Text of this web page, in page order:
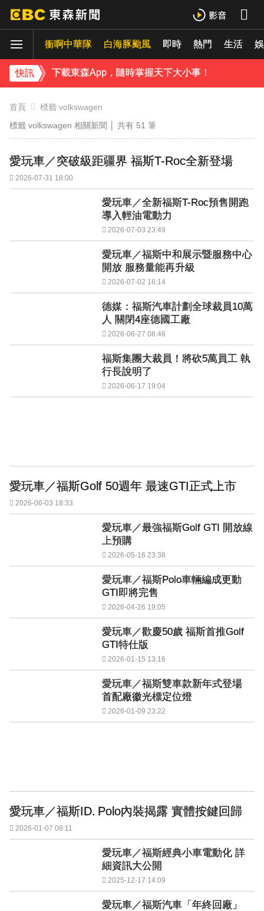
衝啊中華隊 白海豚颱風 即時 熱門 生活
快訊
曾國城、徐乃麟當眾激吻！戳破保鮮膜「抱頭狂親」他求饒喊：沒氣了
下載東森App，隨時掌握天下大小事！
首頁
標籤 volkswagen
標籤 volkswagen 相關新聞 │ 共有 51 筆
愛玩車／突破級距疆界 福斯T-Roc全新登場
2026-07-31 18:00
愛玩車／全新福斯T-Roc預售開跑
導入輕油電動力
2026-07-03 23:49
愛玩車／福斯中和展示暨服務中心
開放 服務量能再升級
2026-07-02 16:14
德媒：福斯汽車計劃全球裁員10萬
人 關閉4座德國工廠
2026-06-27 08:46
福斯集團大裁員！將砍5萬員工 執
行長說明了
2026-06-17 19:04
愛玩車／福斯Golf 50週年 最速GTI正式上市
2026-06-03 18:33
愛玩車／最強福斯Golf GTI 開放線
上預購
2026-05-16 23:38
愛玩車／福斯Polo車輛編成更動
GTI即將完售
2026-04-26 19:05
愛玩車／歡慶50歲 福斯首推Golf
GTI特仕版
2026-01-15 13:16
愛玩車／福斯雙車款新年式登場
首配廠徽光標定位燈
2026-01-09 23:22
愛玩車／福斯ID. Polo內裝揭露 實體按鍵回歸
2026-01-07 08:11
愛玩車／福斯經典小車電動化 詳
細資訊大公開
2025-12-17 14:09
愛玩車／福斯汽車「年終回廠」